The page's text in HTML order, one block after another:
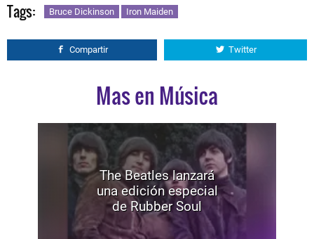
Tags: Bruce Dickinson Iron Maiden
Compartir Twitter
Mas en Música
The Beatles lanzará
una edición especial
de Rubber Soul